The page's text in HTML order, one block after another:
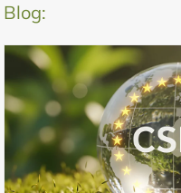
Blog: